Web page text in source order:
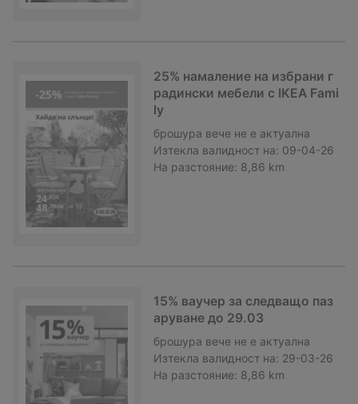
25% намаление на избрани г
радински мебели с IKEA Fami
ly
брошура вече не е актуална
Изтекла валидност на: 09-04-26
На разстояние: 8,86 km
15% ваучер за следващо паз
аруване до 29.03
брошура вече не е актуална
Изтекла валидност на: 29-03-26
На разстояние: 8,86 km